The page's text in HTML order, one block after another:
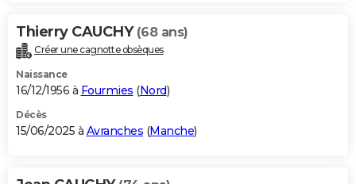
Thierry CAUCHY (68 ans)
Créer une cagnotte obsèques
Naissance
16/12/1956 à Fourmies (Nord)
Décès
15/06/2025 à Avranches (Manche)